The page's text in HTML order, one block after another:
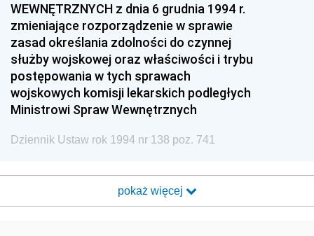
WEWNĘTRZNYCH z dnia 6 grudnia 1994 r.
zmieniające rozporządzenie w sprawie
zasad określania zdolności do czynnej
służby wojskowej oraz właściwości i trybu
postępowania w tych sprawach
wojskowych komisji lekarskich podległych
Ministrowi Spraw Wewnętrznych
Dziennik Ustaw rok 1994 nr 138 poz. 741
pokaż więcej